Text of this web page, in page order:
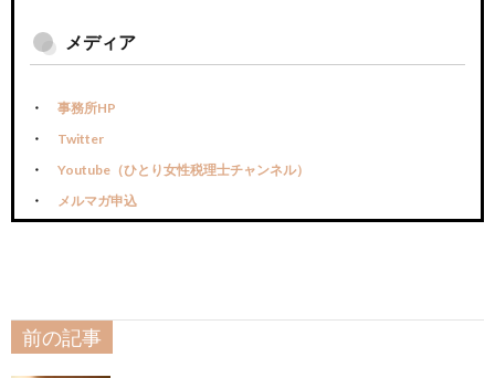
メディア
事務所HP
Twitter
Youtube（ひとり女性税理士チャンネル）
メルマガ申込
前の記事